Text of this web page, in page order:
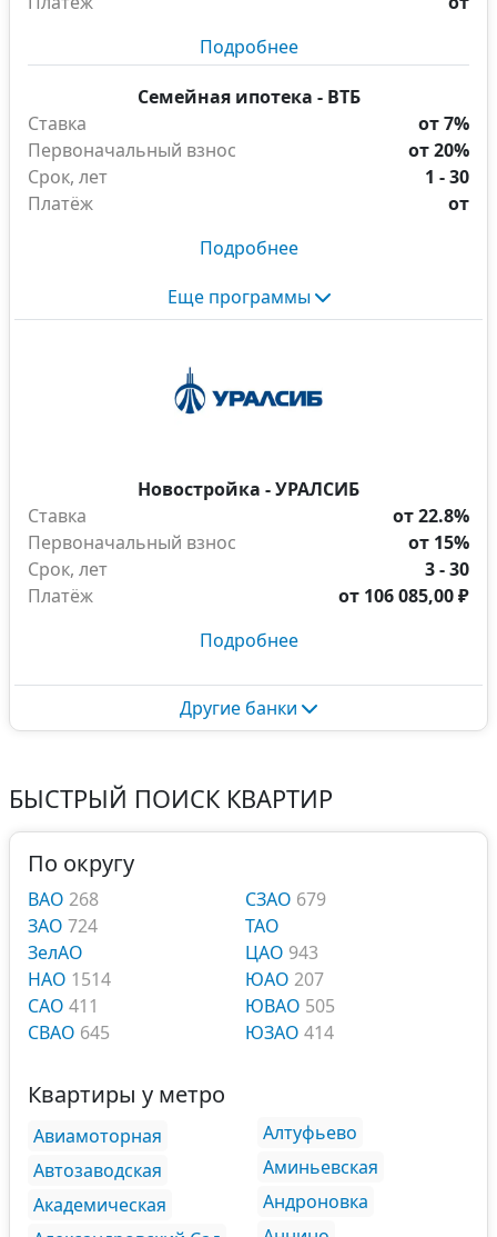
Подробнее
Семейная ипотека - ВТБ
Ставка
от 7%
Первоначальный взнос
от 20%
Срок, лет
1 - 30
Платёж
от
Подробнее
Еще программы
Новостройка - УРАЛСИБ
Ставка
от 22.8%
Первоначальный взнос
от 15%
Срок, лет
3 - 30
Платёж
от 106 085,00 ₽
Подробнее
Другие банки
БЫСТРЫЙ ПОИСК КВАРТИР
По округу
ВАО 268
ЗАО 724
ЗелАО
НАО 1514
САО 411
СВАО 645
СЗАО 679
ТАО
ЦАО 943
ЮАО 207
ЮВАО 505
ЮЗАО 414
Квартиры у метро
Авиамоторная
Автозаводская
Академическая
Алтуфьево
Аминьевская
Андроновка